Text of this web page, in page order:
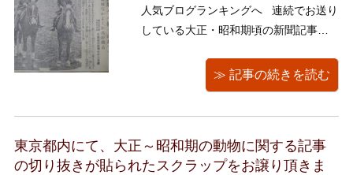
人気ブログランキングへ 連続でお送り
している大正・昭和期頃の新聞記事の
た「乗馬夫人、令嬢を訪ねて」のシリ
ーズ12回分の前半をご紹介いたしま
に設置され ...
≫ 記事の続きを読む
東京都内にて、大正～昭和期の動物に関する記事
の切り抜きが貼られたスクラップをお譲り頂きま